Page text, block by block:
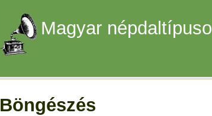
Magyar
Böngészés